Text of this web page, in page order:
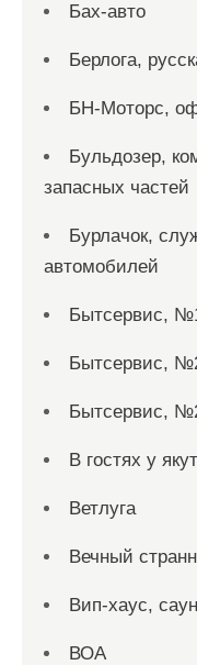
Бах-авто
Берлога,
БН-Моторс,
Бульдозер,
запасных частей
Бурлачок,
автомобилей
Бытсервис,
Бытсервис,
Бытсервис,
В гостях у
Ветлуга
Вечный
Вип-хаус,
ВОА